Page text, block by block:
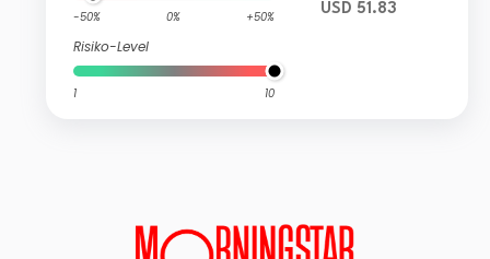
-50% 0% +50%
Risiko-Level
1 10
USD 51.83